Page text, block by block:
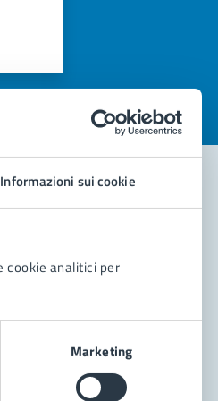
Informazioni sui cookie
cookie analitici per
Marketing